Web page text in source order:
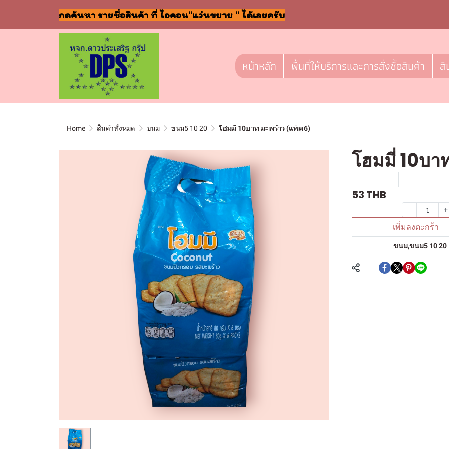
กดค้นหา รายชื่อสินค้า ที่ ไอคอน"แว่นขยาย " ได้เลยครับ
หน้าหลัก พื้นที่ให้บริการและการสั่งซื้อสินค้า
Home สินค้าทั้งหมด ขนม ขนม5 10 20 โฮมมี่ 10บาท มะพร้าว (แพ็ค6)
โฮมมี่ 10บ
53 THB
เพิ่มลงตะกร้า
ขนม,ขนม5 10 20